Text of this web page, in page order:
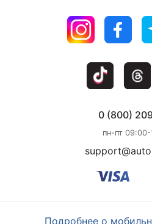
0 (800)
пн-пт
Подробнее о